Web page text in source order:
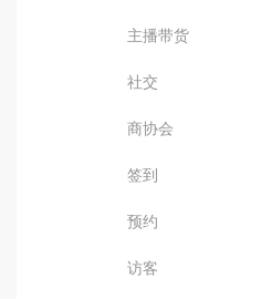
主播带货
社交
商协会
签到
预约
访客